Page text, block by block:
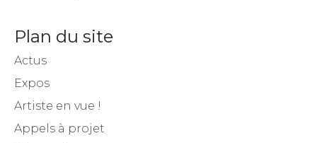
Plan du site
Actus
Expos
Artiste en vue !
Appels à projet